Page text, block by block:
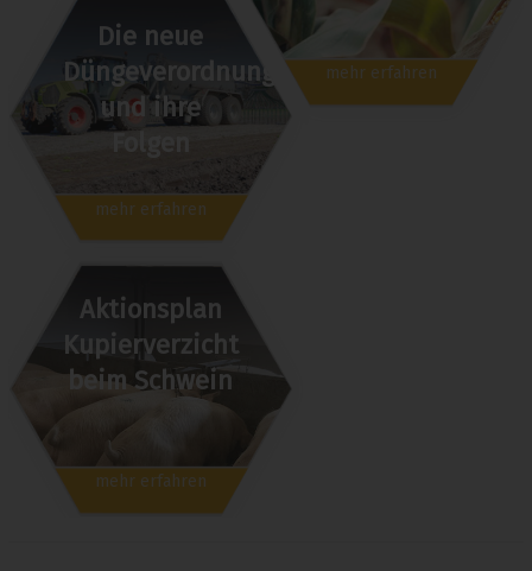
Die neue
Düngeverordnung
und ihre
mehr erfahren
mehr erfahren
Aktionsplan
Kupierverzicht
beim Schwein
mehr erfahren